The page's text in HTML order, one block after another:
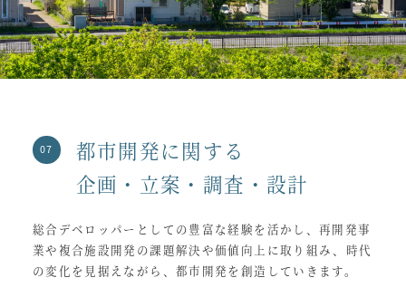
都市開発に関する
企画・立案・調査・設計
総合デベロッパーとしての豊富な経験を活かし、再開発事
業や複合施設開発の課題解決や価値向上に取り組み、時代
の変化を見据えながら、都市開発を創造していきます。